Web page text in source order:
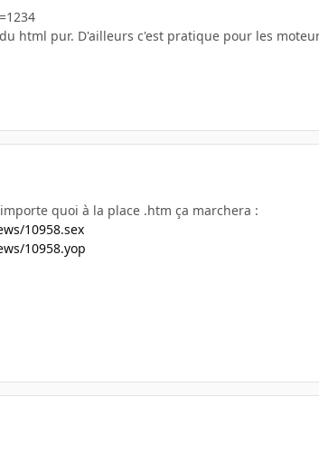
html pur. D'ailleurs c'est pratique pour les
quoi à la place .htm ça marchera :
10958.sex
10958.yop